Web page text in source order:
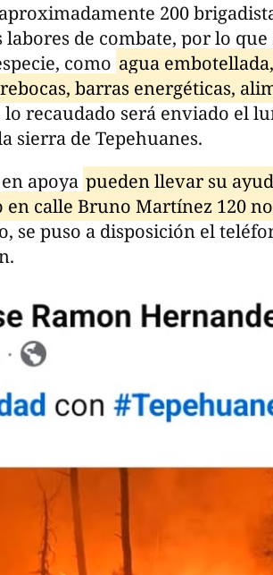
200
labores de combate, por lo
como agua
barras energéticas,
lo recaudado será enviado el
sierra de Tepehuanes.
apoya pueden llevar su
en calle Bruno Martínez 120
se puso a disposición el